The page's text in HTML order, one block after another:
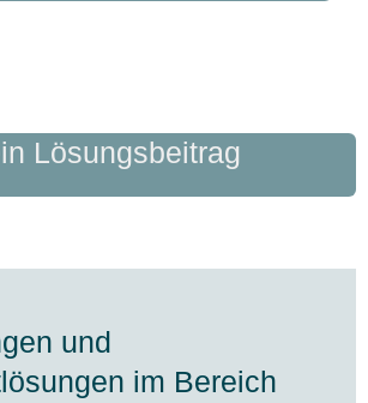
Lösungsbeitrag
und
im Bereich